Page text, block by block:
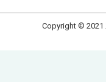
Copyright © 2021